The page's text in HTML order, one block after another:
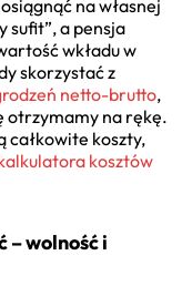
na własnej
sufit”, a pensja
wkładu w
skorzystać z
netto-brutto,
otrzymamy na rękę.
całkowite koszty,
kosztów
– wolność i